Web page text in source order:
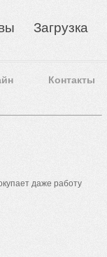
Загрузка
Контакты
даже работу